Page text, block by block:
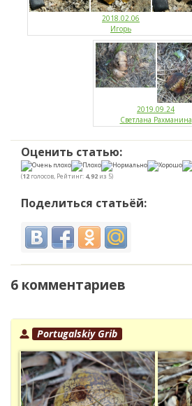
2018.02.06
Игорь
2019.09.24
Светлана Рахманина
Оценить статью:
(12 голосов, Рейтинг: 4,92 из 5)
Поделиться статьёй:
6 комментариев
Portugalskiy Grib